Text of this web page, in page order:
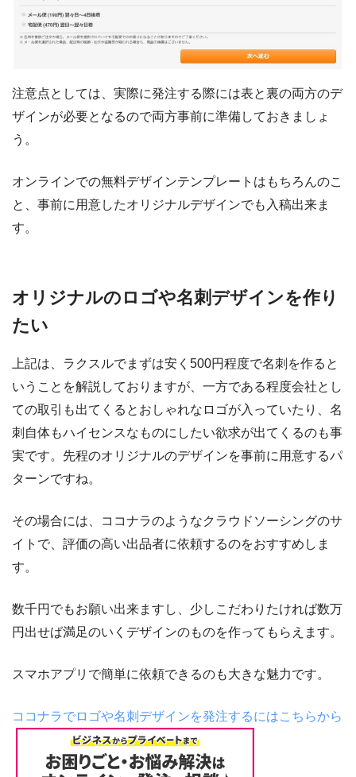
注意点としては、実際に発注する際には表と裏の両方のデ
ザインが必要となるので両方事前に準備しておきましょ
う。
オンラインでの無料デザインテンプレートはもちろんのこ
と、事前に用意したオリジナルデザインでも入稿出来ま
す。
オリジナルのロゴや名刺デザインを作り
たい
上記は、ラクスルでまずは安く500円程度で名刺を作ると
いうことを解説しておりますが、一方である程度会社とし
ての取引も出てくるとおしゃれなロゴが入っていたり、名
刺自体もハイセンスなものにしたい欲求が出てくるのも事
実です。先程のオリジナルのデザインを事前に用意するパ
ターンですね。
その場合には、ココナラのようなクラウドソーシングのサ
イトで、評価の高い出品者に依頼するのをおすすめしま
す。
数千円でもお願い出来ますし、少しこだわりたければ数万
円出せば満足のいくデザインのものを作ってもらえます。
スマホアプリで簡単に依頼できるのも大きな魅力です。
ココナラでロゴや名刺デザインを発注するにはこちらから